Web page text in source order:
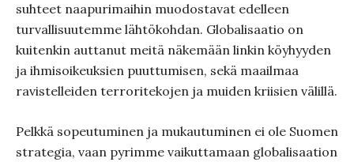
suhteet naapurimaihin muodostavat edelleen
turvallisuutemme lähtökohdan. Globalisaatio on
kuitenkin auttanut meitä näkemään linkin köyhyyden
ja ihmisoikeuksien puuttumisen, sekä maailmaa
ravistelleiden terroritekojen ja muiden kriisien välillä.
Pelkkä sopeutuminen ja mukautuminen ei ole Suomen
strategia, vaan pyrimme vaikuttamaan globalisaation